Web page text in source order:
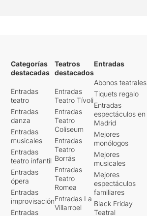
Categorías
destacadas
Entradas
teatro
Entradas
danza
Entradas
musicales
Entradas
teatro infantil
Entradas
ópera
Entradas
improvisación
Entradas
Teatros
destacados
Entradas
Teatro Tívoli
Entradas
Teatro
Coliseum
Entradas
Teatro
Borrás
Entradas
Teatro
Romea
Entradas La
Villarroel
Entradas
Abonos teatrales
Tiquets regalo
Entradas
espectáculos en
Madrid
Mejores
monólogos
Mejores
musicales
Mejores
espectáculos
familiares
Black Friday
Teatral